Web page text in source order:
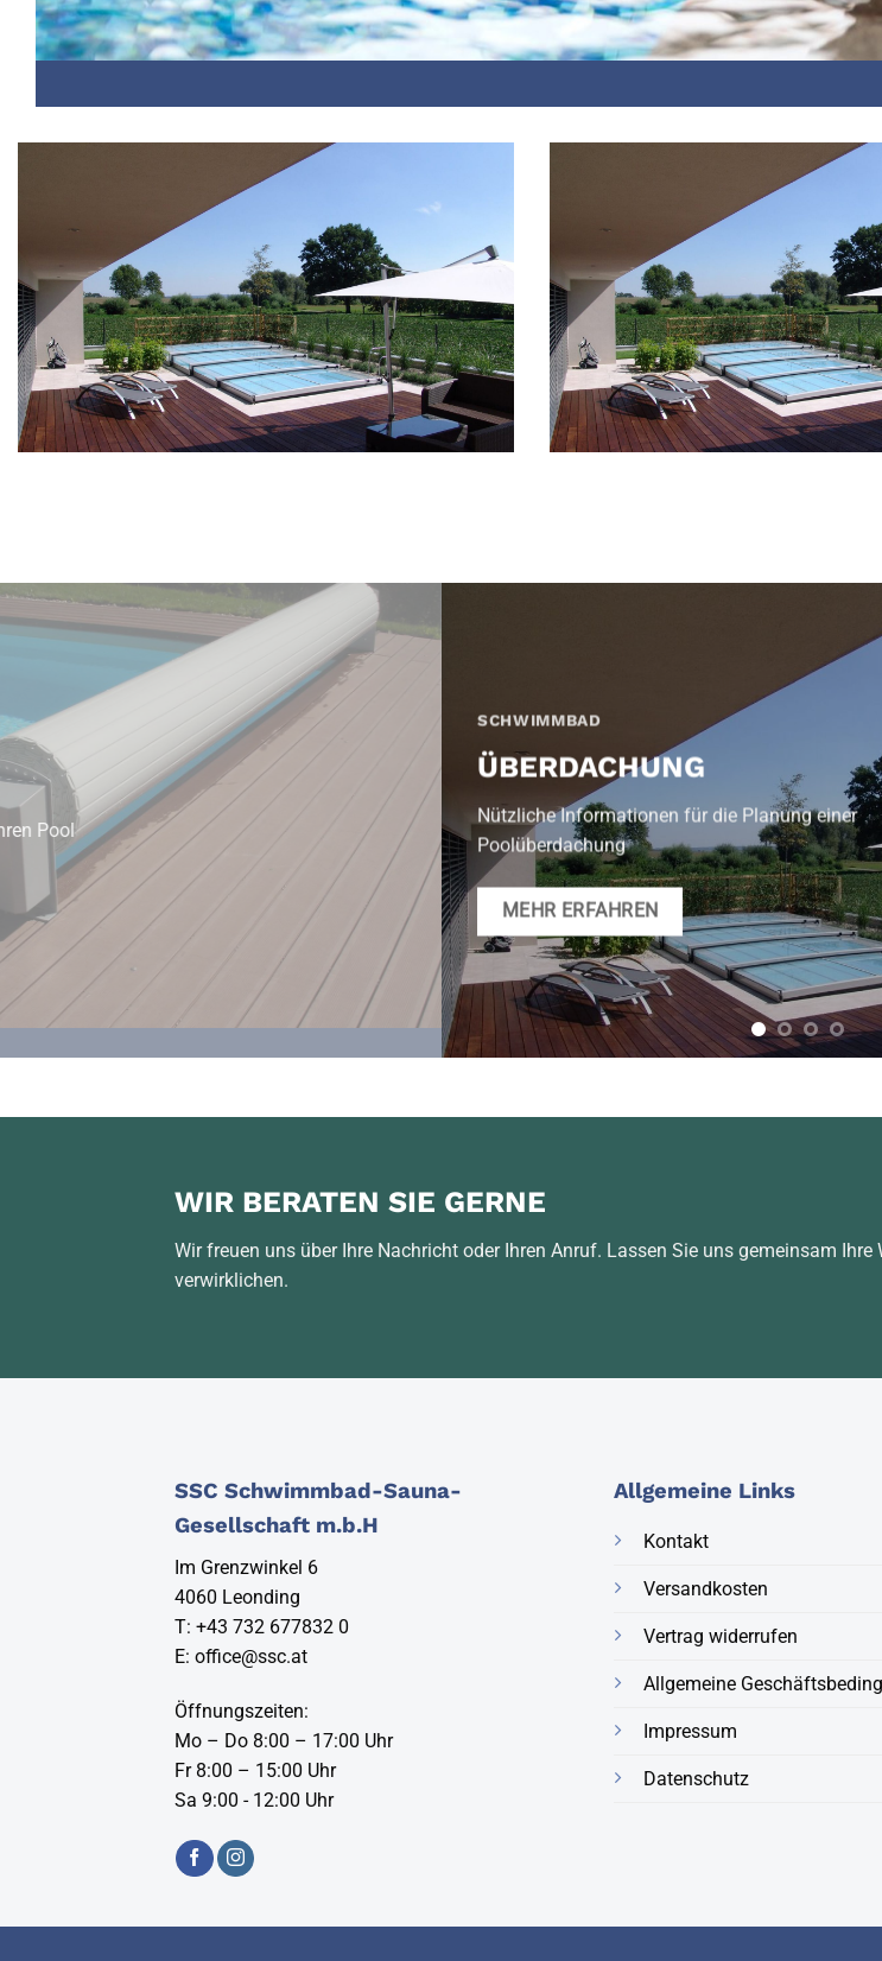
SCHWIMMBAD
ÜBERDACHUNG
Nützliche Informationen für die Planung einer
Poolüberdachung
MEHR ERFAHREN
Pool
WIR BERATEN SIE GERNE
Wir freuen uns über Ihre Nachricht oder Ihren Anruf. Lassen Sie uns gemeinsam Ihre
verwirklichen.
SSC Schwimmbad-Sauna-
Gesellschaft m.b.H
Im Grenzwinkel 6
4060 Leonding
T: +43 732 677832 0
E: office@ssc.at
Öffnungszeiten:
Mo – Do 8:00 – 17:00 Uhr
Fr 8:00 – 15:00 Uhr
Sa 9:00 - 12:00 Uhr
Allgemeine Links
Kontakt
Versandkosten
Vertrag widerrufen
Allgemeine
Impressum
Datenschutz